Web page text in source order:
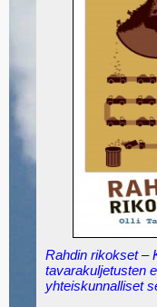
Rahdin rikokset –
tavarakuljetusten
yhteiskunnalliset